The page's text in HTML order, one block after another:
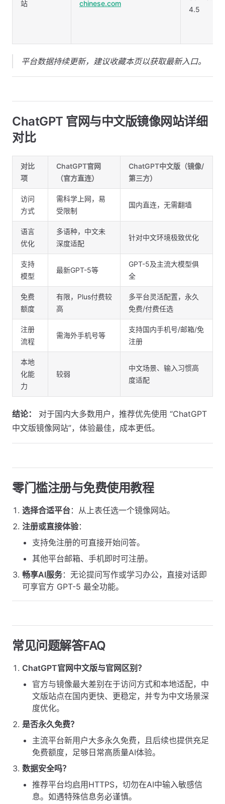
站 chinese.com
4.5
平台数据持续更新，建议收藏本页以获取最新入口。
ChatGPT 官网与中文版镜像网站详细
对比
对比
项
ChatGPT官网
（官方直连）
ChatGPT中文版（镜像/
第三方）
访问
方式
需科学上网，易
受限制
国内直连，无需翻墙
语言
优化
多语种，中文未
深度适配
针对中文环境极致优化
支持
模型
最新GPT-5等
GPT-5及主流大模型俱
全
免费
额度
有限，Plus付费较
高
多平台灵活配置，永久
免费/付费任选
注册
流程
需海外手机号等
支持国内手机号/邮箱/免
注册
本地
化能
力
较弱
中文场景、输入习惯高
度适配
结论：
对于国内大多数用户，推荐优先使用 “ChatGPT
中文版镜像网站”，体验最佳，成本更低。
零门槛注册与免费使用教程
选择合适平台：从上表任选一个镜像网站。
注册或直接体验：
支持免注册的可直接开始问答。
其他平台邮箱、手机即时可注册。
畅享AI服务：无论提问写作或学习办公，直接对话即
可享官方 GPT-5 最全功能。
常见问题解答FAQ
ChatGPT官网中文版与官网区别？
官方与镜像最大差别在于访问方式和本地适配，中
文版站点在国内更快、更稳定，并专为中文场景深
度优化。
是否永久免费？
主流平台新用户大多永久免费，且后续也提供充足
免费额度，足够日常高质量AI体验。
数据安全吗？
推荐平台均启用HTTPS，切勿在AI中输入敏感信
息。如遇特殊信息务必谨慎。